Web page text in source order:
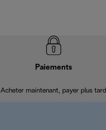
Paiements
Acheter maintenant, payer plus tard